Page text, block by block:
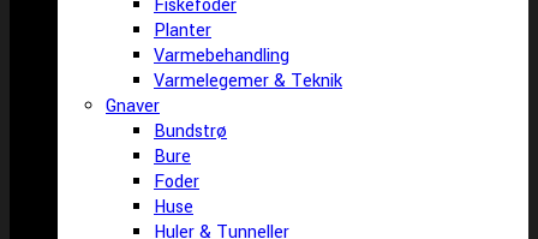
Fiskefoder
Planter
Varmebehandling
Varmelegemer & Teknik
Gnaver
Bundstrø
Bure
Foder
Huse
Huler & Tunneller